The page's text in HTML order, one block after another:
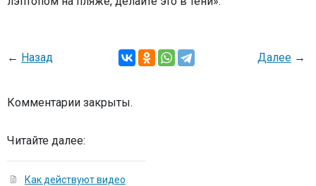
← Назад Далее →
Комментарии закрыты.
Читайте далее:
Как действуют видео